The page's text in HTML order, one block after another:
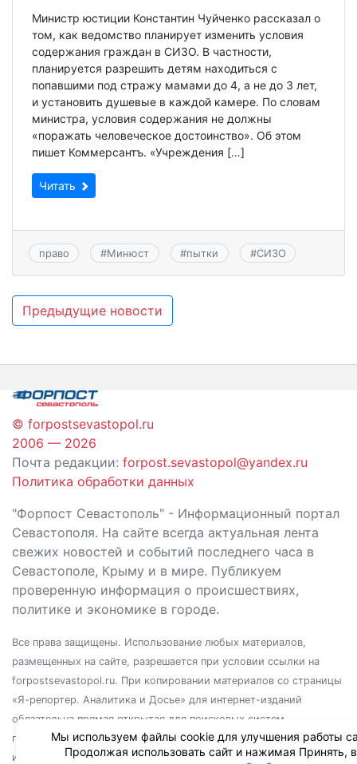
Министр юстиции Константин Чуйченко рассказал о
том, как ведомство планирует изменить условия
содержания граждан в СИЗО. В частности,
планируется разрешить детям находиться с
попавшими под стражу мамами до 4, а не до 3 лет,
и установить душевые в каждой камере. По словам
министра, условия содержания не должны
«поражать человеческое достоинство». Об этом
пишет Коммерсантъ. «Учреждения […]
Читать
право #Минюст #пытки #СИЗО
Навигация
записям
Предыдущие новости
© forpostsevastopol.ru
2006 — 2026
Почта редакции: forpost.sevastopol@yandex.ru
Политика обработки данных
"Форпост Севастополь" - Информационный портал
Севастополя. На сайте всегда актуальная лента
свежих новостей и событий последнего часа в
Севастополе, Крыму и в мире. Публикуем
проверенную информация о происшествиях,
политике и экономике в городе.
Все права защищены. Использование любых материалов,
размещенных на сайте, разрешается при условии ссылки на
forpostsevastopol.ru. При копировании материалов со страницы
«Я-репортер. Аналитика и Досье» для интернет-изданий
обязательна прямая открытая для поисковых систем
гиперссылка. Независимо от полного или частичного
использования материалов, ссылка должна быть размещена в
Мы используем файлы cookie для улучшения работы
Продолжая использовать сайт и нажимая Принять,